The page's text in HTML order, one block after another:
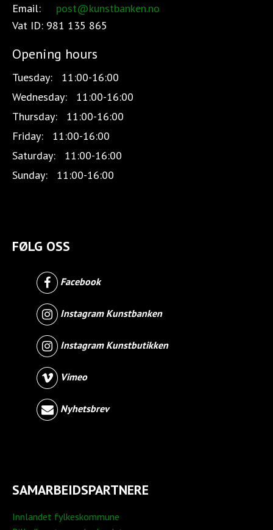
Email:
post@kunstbanken.no
Vat ID: 981 135 865
Opening hours
Tuesday:
11:00-16:00
Wednesday:
11:00-16:00
Thursday:
11:00-16:00
Friday:
11:00-16:00
Saturday:
11:00-16:00
Sunday:
11:00-16:00
FØLG OSS
Facebook
Instagram Kunstbanken
Instagram Kunstbutikken
Vimeo
Nyhetsbrev
SAMARBEIDSPARTNERE
Innlandet fylkeskommune